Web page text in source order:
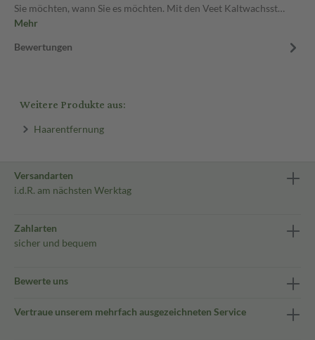
Sie möchten, wann Sie es möchten. Mit den Veet Kaltwachsst…
Mehr
Bewertungen
Weitere Produkte aus:
Haarentfernung
Versandarten
i.d.R. am nächsten Werktag
Zahlarten
sicher und bequem
Bewerte uns
Vertraue unserem mehrfach ausgezeichneten Service